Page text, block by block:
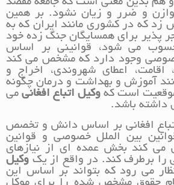
و هم بدین معنی است که جامعه مقصد
و ضرر و زیان نشود. بر همین
که در کشوری مانند ایران که به
پذیر برای همسایگان جنگ زده خود
می شود، قوانینی بر اساس
خصوصی وجود دارد که مشخص می کند
اقامت، اعطای شهروندی، اخراج و
آموزش و بهداشت و درمان چگونه
است که وکیل اتباع افغانی می
داشته باشد.
افغانی بر اساس دانش و تخصص
بین الملل خصوصی و قوانین
می کند بخش عمده ای از نیازهای
را برطرف کند. در واقع از یک وکیل
می رود که بتواند بر اساس این